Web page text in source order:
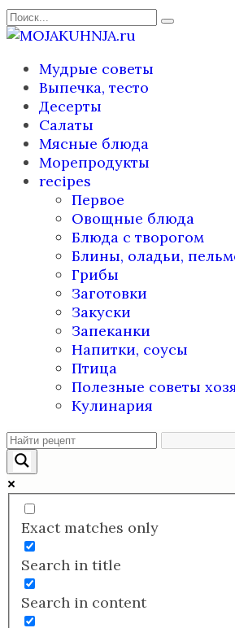
Перейти
к
Search
for:
Мудрые советы
Выпечка, тесто
Десерты
Салаты
Мясные блюда
Морепродукты
recipes
Первое
Овощные блюда
Блюда с творогом
Блины, оладьи,
Грибы
Заготовки
Закуски
Запеканки
Напитки, соусы
Птица
Полезные советы
Кулинария
Exact matches only
Search in title
Search in content